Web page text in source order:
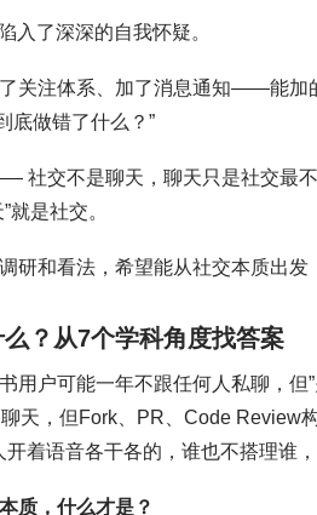
入了深深的自我怀疑。
关注体系、加了消息通知——能加
底做错了什么？”
社交不是聊天，聊天只是社交最
就是社交。
研和看法，希望能从社交本质出发
？从7个学科角度找答案
用户可能一年不跟任何人私聊，但
天，但Fork、PR、Code Review
着语音各干各的，谁也不搭理谁
质，什么才是？